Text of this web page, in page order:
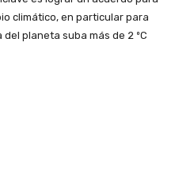
climático, en particular para
planeta suba más de 2 ºC